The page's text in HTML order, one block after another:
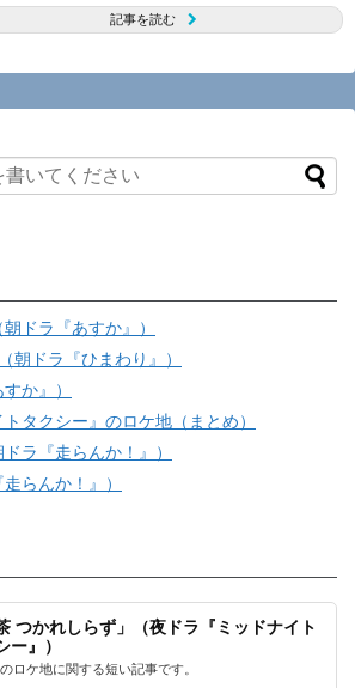
記事を読む
ドラ『あすか』）
朝ドラ『ひまわり』）
か』）
タクシー』のロケ地（まとめ）
ラ『走らんか！』）
らんか！』）
つかれしらず」（夜ドラ『ミッドナイト
ー』）
のロケ地に関する短い記事です。